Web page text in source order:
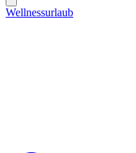
Wellnessurlaub